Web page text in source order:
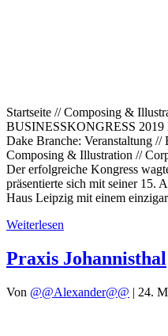
Startseite // Composing &
BUSINESSKONGRESS
Dake Branche: Veranstaltung //
Composing & Illustration //
Der erfolgreiche Kongress
präsentierte sich mit seiner 15.
Haus Leipzig mit einem
Weiterlesen
Praxis Johannisthal
Von @@Alexander@@ | 24.